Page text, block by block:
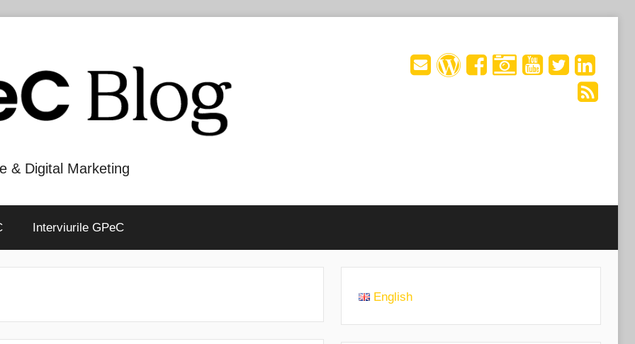
& Digital Marketing
Interviurile GPeC
English